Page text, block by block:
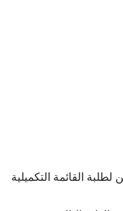
القائمة التكميلية